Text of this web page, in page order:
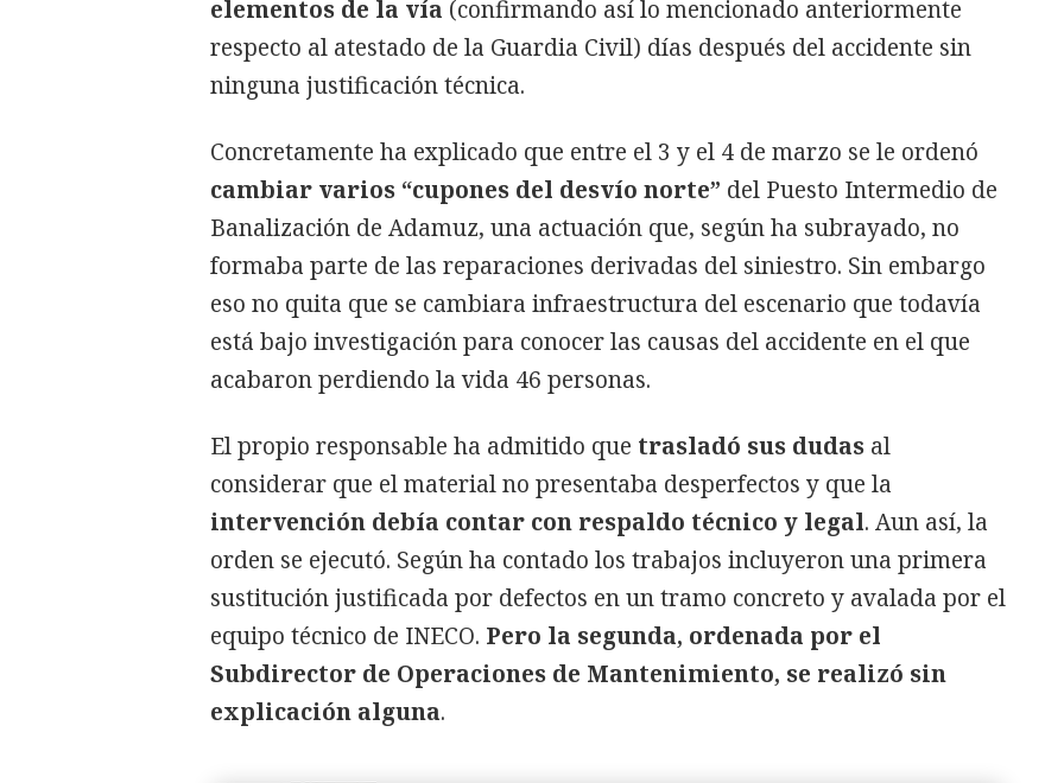
elementos de la vía (confirmando así lo mencionado anteriormente
respecto al atestado de la Guardia Civil) días después del accidente sin
ninguna justificación técnica.
Concretamente ha explicado que entre el 3 y el 4 de marzo se le ordenó
cambiar varios “cupones del desvío norte” del Puesto Intermedio de
Banalización de Adamuz, una actuación que, según ha subrayado, no
formaba parte de las reparaciones derivadas del siniestro. Sin embargo
eso no quita que se cambiara infraestructura del escenario que todavía
está bajo investigación para conocer las causas del accidente en el que
acabaron perdiendo la vida 46 personas.
El propio responsable ha admitido que trasladó sus dudas al
considerar que el material no presentaba desperfectos y que la
intervención debía contar con respaldo técnico y legal. Aun así, la
orden se ejecutó. Según ha contado los trabajos incluyeron una primera
sustitución justificada por defectos en un tramo concreto y avalada por el
equipo técnico de INECO. Pero la segunda, ordenada por el
Subdirector de Operaciones de Mantenimiento, se realizó sin
explicación alguna.